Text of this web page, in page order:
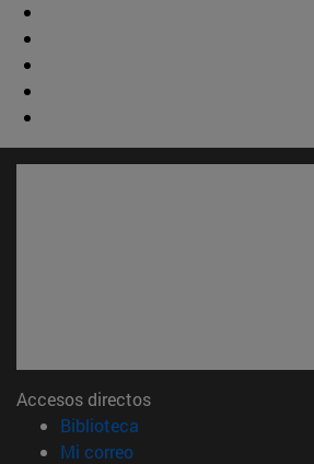
Accesos directos
Biblioteca
Mi correo(abre en nueva ventana)